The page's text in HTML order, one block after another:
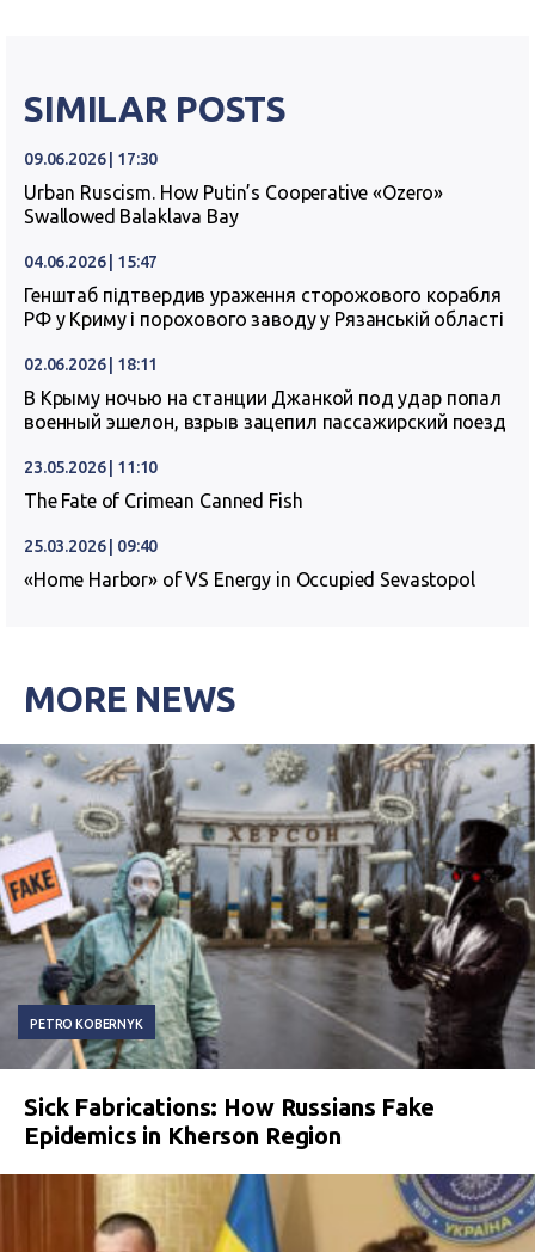
SIMILAR POSTS
09.06.2026 | 17:30
Urban Ruscism. How Putin’s Cooperative «Ozero»
Swallowed Balaklava Bay
04.06.2026 | 15:47
Генштаб підтвердив ураження сторожового корабля
РФ у Криму і порохового заводу у Рязанській області
02.06.2026 | 18:11
В Крыму ночью на станции Джанкой под удар попал
военный эшелон, взрыв зацепил пассажирский поезд
23.05.2026 | 11:10
The Fate of Crimean Canned Fish
25.03.2026 | 09:40
«Home Harbor» of VS Energy in Occupied Sevastopol
MORE NEWS
PETRO KOBERNYK
Sick Fabrications: How Russians Fake
Epidemics in Kherson Region